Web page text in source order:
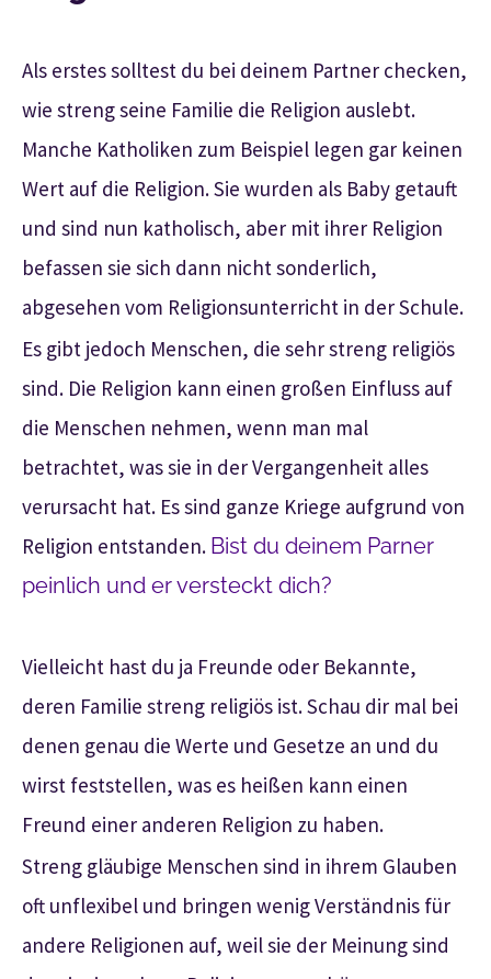
Als erstes solltest du bei deinem Partner checken,
wie streng seine Familie die Religion auslebt.
Manche Katholiken zum Beispiel legen gar keinen
Wert auf die Religion. Sie wurden als Baby getauft
und sind nun katholisch, aber mit ihrer Religion
befassen sie sich dann nicht sonderlich,
abgesehen vom Religionsunterricht in der Schule.
Es gibt jedoch Menschen, die sehr streng religiös
sind. Die Religion kann einen großen Einfluss auf
die Menschen nehmen, wenn man mal
betrachtet, was sie in der Vergangenheit alles
verursacht hat. Es sind ganze Kriege aufgrund von
Religion entstanden. Bist du deinem Parner
peinlich und er versteckt dich?
Vielleicht hast du ja Freunde oder Bekannte,
deren Familie streng religiös ist. Schau dir mal bei
denen genau die Werte und Gesetze an und du
wirst feststellen, was es heißen kann einen
Freund einer anderen Religion zu haben.
Streng gläubige Menschen sind in ihrem Glauben
oft unflexibel und bringen wenig Verständnis für
andere Religionen auf, weil sie der Meinung sind